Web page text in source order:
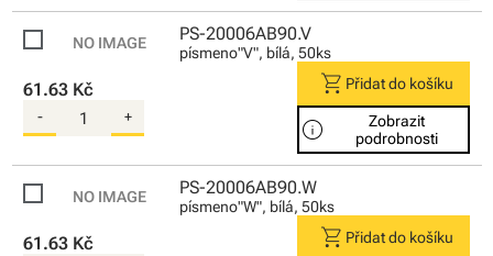
PS-20006AB90.V
písmeno"V", bílá, 50ks
61.63 Kč
- +
shopping_cart Přidat do košíku
info
Zobrazit
podrobnosti
PS-20006AB90.W
písmeno"W", bílá, 50ks
61.63 Kč shopping_cart Přidat do košíku